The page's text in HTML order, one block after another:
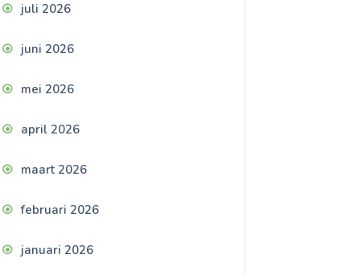
juli 2026
juni 2026
mei 2026
april 2026
maart 2026
februari 2026
januari 2026